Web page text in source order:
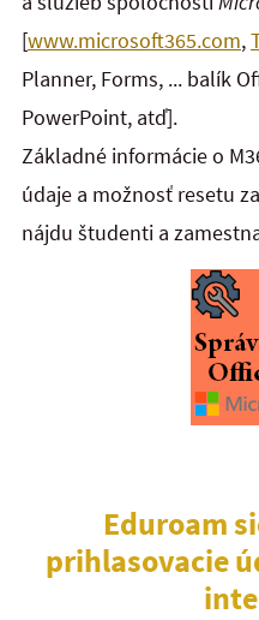
[www.microsoft365.com,
Planner, Forms, ... balík
PowerPoint, atď].
Základné informácie o
údaje a možnosť resetu
nájdu študenti a
Eduroam
prihlasovacie